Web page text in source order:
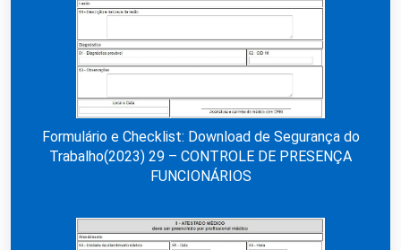
Formulário e Checklist: Download de Segurança do
Trabalho(2023) 29 – CONTROLE DE PRESENÇA
FUNCIONÁRIOS